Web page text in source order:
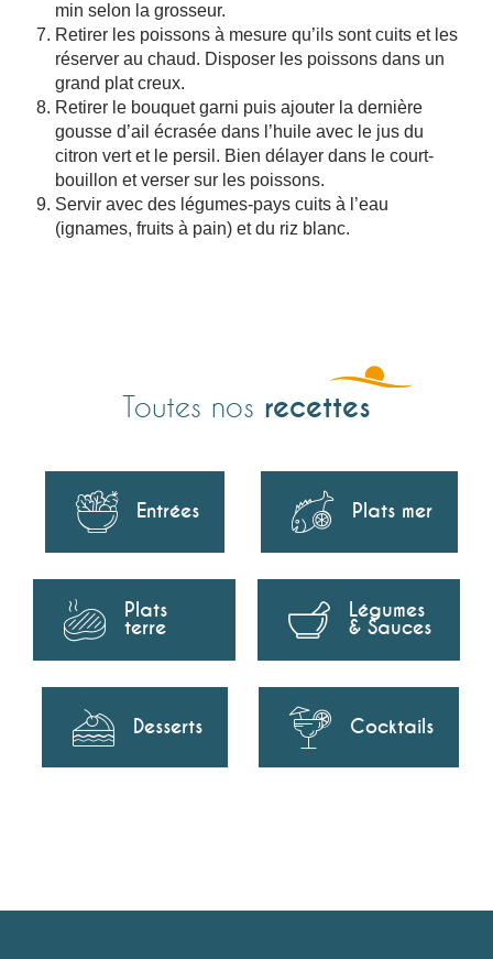
min selon la grosseur.
Retirer les poissons à mesure qu’ils sont cuits et les
réserver au chaud. Disposer les poissons dans un
grand plat creux.
Retirer le bouquet garni puis ajouter la dernière
gousse d’ail écrasée dans l’huile avec le jus du
citron vert et le persil. Bien délayer dans le court-
bouillon et verser sur les poissons.
Servir avec des légumes-pays cuits à l’eau
(ignames, fruits à pain) et du riz blanc.
Toutes nos recettes
Entrées Plats mer
Plats
terre
Légumes
& Sauces
Desserts Cocktails